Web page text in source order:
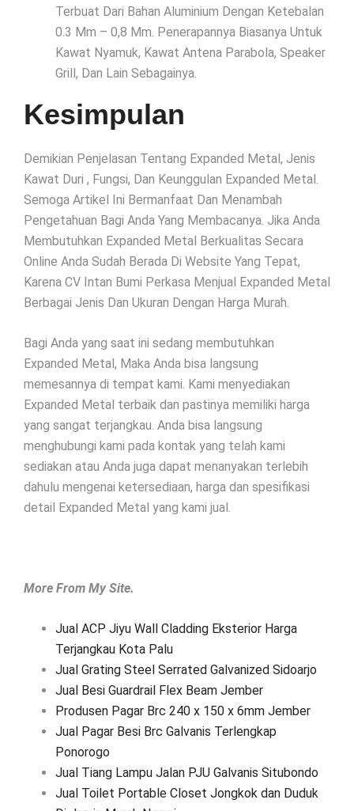
Terbuat Dari Bahan Aluminium Dengan Ketebalan
0.3 Mm – 0,8 Mm. Penerapannya Biasanya Untuk
Kawat Nyamuk, Kawat Antena Parabola, Speaker
Grill, Dan Lain Sebagainya.
Kesimpulan
Demikian Penjelasan Tentang Expanded Metal, Jenis
Kawat Duri , Fungsi, Dan Keunggulan Expanded Metal.
Semoga Artikel Ini Bermanfaat Dan Menambah
Pengetahuan Bagi Anda Yang Membacanya. Jika Anda
Membutuhkan Expanded Metal Berkualitas Secara
Online Anda Sudah Berada Di Website Yang Tepat,
Karena CV Intan Bumi Perkasa Menjual Expanded Metal
Berbagai Jenis Dan Ukuran Dengan Harga Murah.
Bagi Anda yang saat ini sedang membutuhkan
Expanded Metal, Maka Anda bisa langsung
memesannya di tempat kami. Kami menyediakan
Expanded Metal terbaik dan pastinya memiliki harga
yang sangat terjangkau. Anda bisa langsung
menghubungi kami pada kontak yang telah kami
sediakan atau Anda juga dapat menanyakan terlebih
dahulu mengenai ketersediaan, harga dan spesifikasi
detail Expanded Metal yang kami jual.
More From My Site.
Jual ACP Jiyu Wall Cladding Eksterior Harga
Terjangkau Kota Palu
Jual Grating Steel Serrated Galvanized Sidoarjo
Jual Besi Guardrail Flex Beam Jember
Produsen Pagar Brc 240 x 150 x 6mm Jember
Jual Pagar Besi Brc Galvanis Terlengkap
Ponorogo
Jual Tiang Lampu Jalan PJU Galvanis Situbondo
Jual Toilet Portable Closet Jongkok dan Duduk